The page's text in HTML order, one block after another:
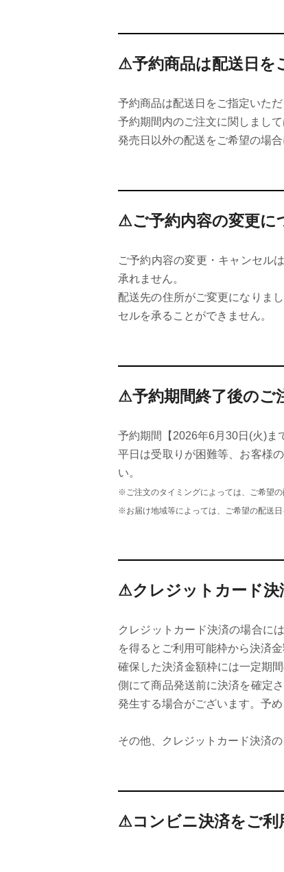
⚠予約商品は配送日を
予約商品は配送日をご指定いただ
予約期間内のご注文に関しまし
発売日以外の配送をご希望の場
⚠ご予約内容の変更に
ご予約内容の変更・キャンセル
承れません。
配送先の住所がご変更になりま
セルを承ることができません。
⚠予約期間終了後のご
予約期間【2026年6月30日(火)ま
平日は受取りが困難等、お客様
い。
※ご注文のタイミングによっては、ご希望の
※お届け地域等によっては、ご希望の配送
⚠クレジットカード決
クレジットカード決済の場合に
を得るとご利用可能枠から決済
確保した決済金額枠には一定期
側にて商品発送前に決済を確定
発生する場合がございます。予め
その他、クレジットカード決済
⚠コンビニ決済をご利